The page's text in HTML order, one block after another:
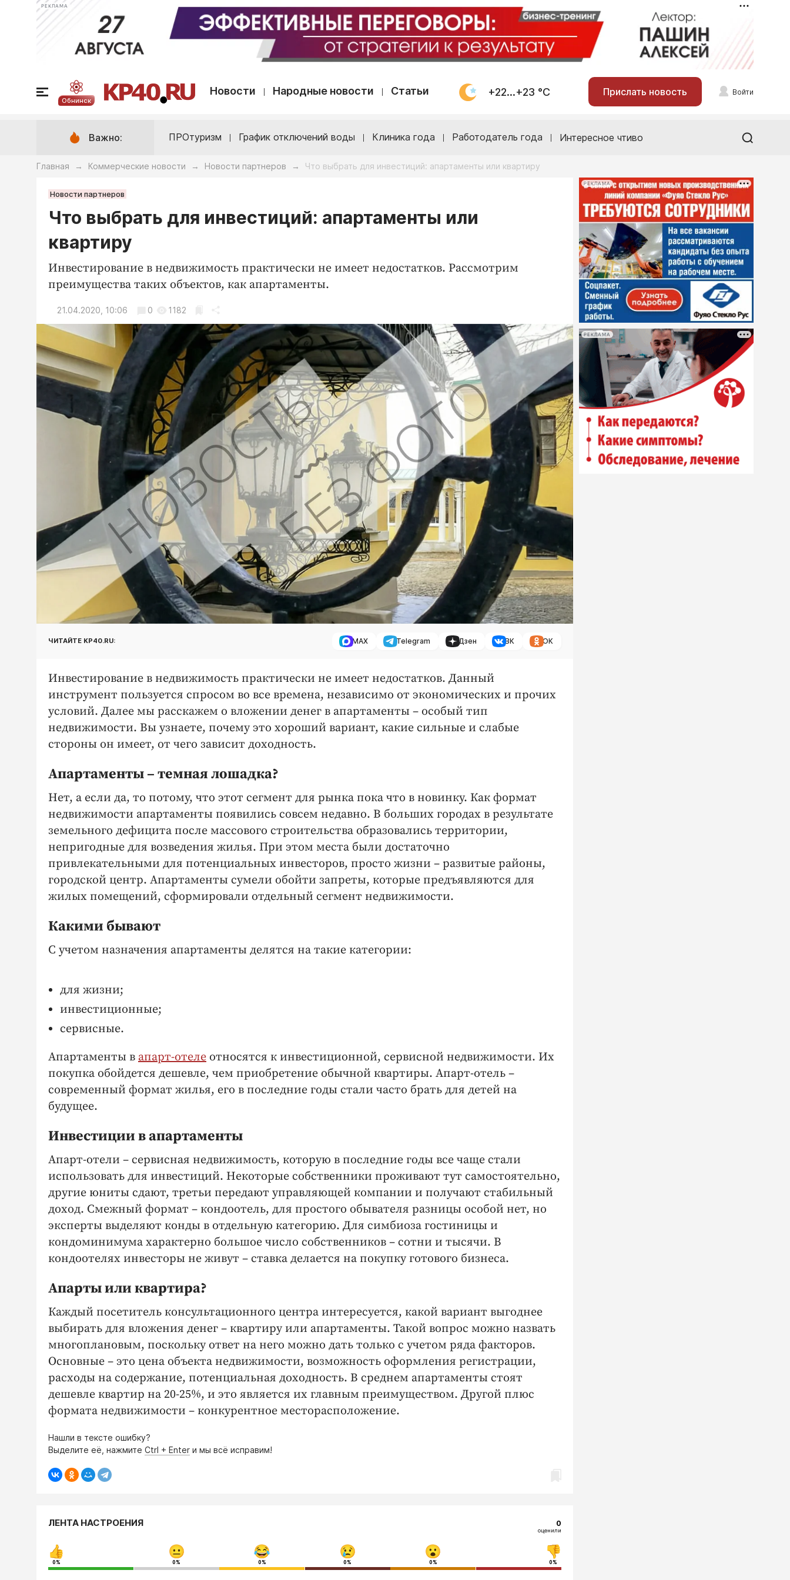
РЕКЛАМА
Обнинск
Новости Народные новости Статьи +22...+23 °С Прислать новость Войти
Важно: ПРОтуризм График отключений воды Клиника года Работодатель года Интересное чтиво
Главная → Коммерческие новости → Новости партнеров → Что выбрать для инвестиций: апартаменты или квартиру
Новости партнеров
Что выбрать для инвестиций: апартаменты или
квартиру
Инвестирование в недвижимость практически не имеет недостатков. Рассмотрим
преимущества таких объектов, как апартаменты.
21.04.2020, 10:06 0 1182
ЧИТАЙТЕ KP40.RU: MAX Telegram Дзен ВК ОК
Инвестирование в недвижимость практически не имеет недостатков. Данный
инструмент пользуется спросом во все времена, независимо от экономических и прочих
условий. Далее мы расскажем о вложении денег в апартаменты – особый тип
недвижимости. Вы узнаете, почему это хороший вариант, какие сильные и слабые
стороны он имеет, от чего зависит доходность.
Апартаменты – темная лошадка?
Нет, а если да, то потому, что этот сегмент для рынка пока что в новинку. Как формат
недвижимости апартаменты появились совсем недавно. В больших городах в результате
земельного дефицита после массового строительства образовались территории,
непригодные для возведения жилья. При этом места были достаточно
привлекательными для потенциальных инвесторов, просто жизни – развитые районы,
городской центр. Апартаменты сумели обойти запреты, которые предъявляются для
жилых помещений, сформировали отдельный сегмент недвижимости.
Какими бывают
С учетом назначения апартаменты делятся на такие категории:
для жизни;
инвестиционные;
сервисные.
Апартаменты в апарт-отеле относятся к инвестиционной, сервисной недвижимости. Их
покупка обойдется дешевле, чем приобретение обычной квартиры. Апарт-отель –
современный формат жилья, его в последние годы стали часто брать для детей на
будущее.
Инвестиции в апартаменты
Апарт-отели – сервисная недвижимость, которую в последние годы все чаще стали
использовать для инвестиций. Некоторые собственники проживают тут самостоятельно,
другие юниты сдают, третьи передают управляющей компании и получают стабильный
доход. Смежный формат – кондоотель, для простого обывателя разницы особой нет, но
эксперты выделяют конды в отдельную категорию. Для симбиоза гостиницы и
кондоминимума характерно большое число собственников – сотни и тысячи. В
кондоотелях инвесторы не живут – ставка делается на покупку готового бизнеса.
Апарты или квартира?
Каждый посетитель консультационного центра интересуется, какой вариант выгоднее
выбирать для вложения денег – квартиру или апартаменты. Такой вопрос можно назвать
многоплановым, поскольку ответ на него можно дать только с учетом ряда факторов.
Основные – это цена объекта недвижимости, возможность оформления регистрации,
расходы на содержание, потенциальная доходность. В среднем апартаменты стоят
дешевле квартир на 20-25%, и это является их главным преимуществом. Другой плюс
формата недвижимости – конкурентное месторасположение.
Нашли в тексте ошибку?
Выделите её, нажмите Ctrl + Enter и мы всё исправим!
РЕКЛАМА
РЕКЛАМА
ЛЕНТА НАСТРОЕНИЯ 0
оценили
0% 0% 0% 0% 0% 0%